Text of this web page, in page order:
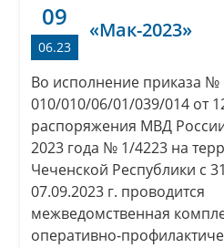
09
06.23
«Мак-2023»
Во исполнение приказа №
010/010/06/01/039/014 от
распоряжения МВД
2023 года № 1/4223 на
Чеченской Республики с
07.09.2023 г. проводится
межведомственная
оперативно-